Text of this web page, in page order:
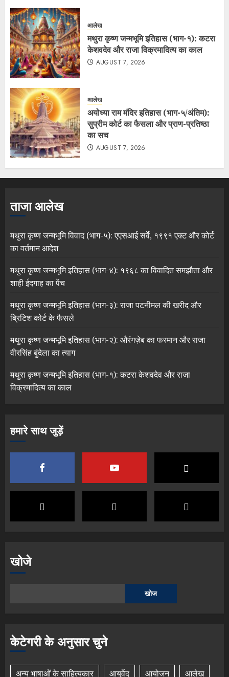
आलेख
मथुरा कृष्ण जन्मभूमि इतिहास (भाग-१): कटरा
केशवदेव और राजा विक्रमादित्य का काल
AUGUST 7, 2026
आलेख
अयोध्या राम मंदिर इतिहास (भाग-५/अंतिम):
सुप्रीम कोर्ट का फैसला और प्राण-प्रतिष्ठा
का सच
AUGUST 7, 2026
ताजा आलेख
मथुरा कृष्ण जन्मभूमि विवाद (भाग-५): एएसआई सर्वे, १९९१ एक्ट और कोर्ट
का वर्तमान आदेश
मथुरा कृष्ण जन्मभूमि इतिहास (भाग-४): १९६८ का विवादित समझौता और
शाही ईदगाह का पेंच
मथुरा कृष्ण जन्मभूमि इतिहास (भाग-३): राजा पटनीमल की खरीद और
ब्रिटिश कोर्ट के फैसले
मथुरा कृष्ण जन्मभूमि इतिहास (भाग-२): औरंगज़ेब का फरमान और राजा
वीरसिंह बुंदेला का त्याग
मथुरा कृष्ण जन्मभूमि इतिहास (भाग-१): कटरा केशवदेव और राजा
विक्रमादित्य का काल
हमारे साथ जुड़ें
खोजे
खोज
केटेगरी के अनुसार चुने
अन्य भाषाओं के साहित्यकार आयुर्वेद आयोजन आलेख